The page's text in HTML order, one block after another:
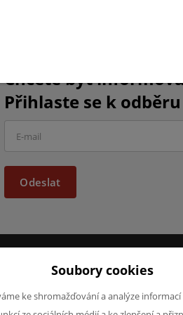
Chcete být
Přihlaste se k
Odeslat
Soubory cookies
ke shromažďování a analýze